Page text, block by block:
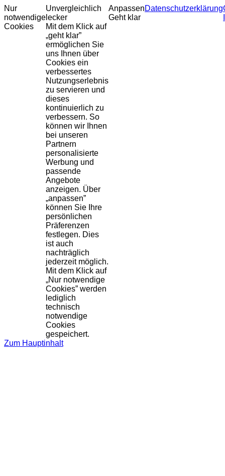
Nur
notwendige
Cookies
Unvergleichlich
lecker
Mit dem Klick auf
„geht klar”
ermöglichen Sie
uns Ihnen über
Cookies ein
verbessertes
Nutzungserlebnis
zu servieren und
dieses
kontinuierlich zu
verbessern. So
können wir Ihnen
bei unseren
Partnern
personalisierte
Werbung und
passende
Angebote
anzeigen. Über
„anpassen”
können Sie Ihre
persönlichen
Präferenzen
festlegen. Dies
ist auch
nachträglich
jederzeit möglich.
Mit dem Klick auf
„Nur notwendige
Cookies” werden
lediglich
technisch
notwendige
Cookies
gespeichert.
Anpassen
Geht klar
Datenschutzerklärung
Zum Hauptinhalt